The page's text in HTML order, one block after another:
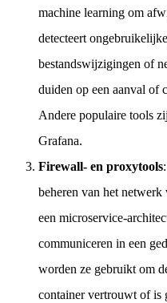
machine learning om
detecteert
bestandswijzigingen of
duiden op een aanval of
Andere populaire tools
Grafana.
Firewall- en proxytools
beheren van het netwerk
een microservice-
communiceren in een
worden ze gebruikt om
container vertrouwt of is